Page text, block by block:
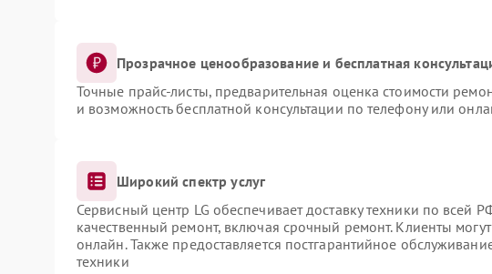
Прозрачное ценообразование и бесплатная
Точные прайс-листы, предварительная оценка стоимости
и возможность бесплатной консультации по телефону или
Широкий спектр услуг
Сервисный центр LG обеспечивает доставку техники по всей
качественный ремонт, включая срочный ремонт. Клиенты могут
онлайн. Также предоставляется постгарантийное
техники